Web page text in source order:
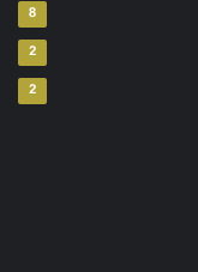
8
2
2